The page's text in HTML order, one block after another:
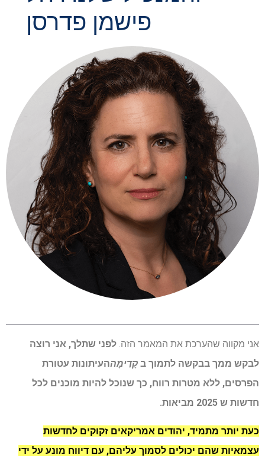
פישמן פדרסן
אני מקווה שהערכת את המאמר הזה. לפני שתלך, אני רוצה
לבקש ממך בבקשה לתמוך ב קָדִימָההעיתונות עטורת
הפרסים, ללא מטרות רווח, כך שנוכל להיות מוכנים לכל
חדשות ש 2025 מביאות.
כעת יותר מתמיד, יהודים אמריקאים זקוקים לחדשות
עצמאיות שהם יכולים לסמוך עליהם, עם דיווח מונע על ידי